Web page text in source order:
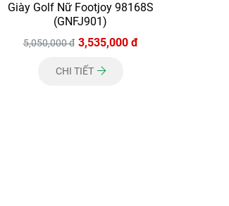
Giày Golf Nữ Footjoy 98168S
(GNFJ901)
5,050,000 đ 3,535,000 đ
CHI TIẾT